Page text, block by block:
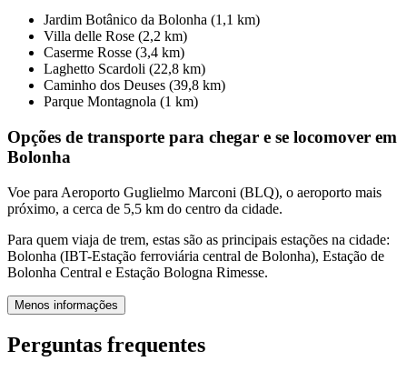
Jardim Botânico da Bolonha (1,1 km)
Villa delle Rose (2,2 km)
Caserme Rosse (3,4 km)
Laghetto Scardoli (22,8 km)
Caminho dos Deuses (39,8 km)
Parque Montagnola (1 km)
Opções de transporte para chegar e se locomover em
Bolonha
Voe para Aeroporto Guglielmo Marconi (BLQ), o aeroporto mais
próximo, a cerca de 5,5 km do centro da cidade.
Para quem viaja de trem, estas são as principais estações na cidade:
Bolonha (IBT-Estação ferroviária central de Bolonha), Estação de
Bolonha Central e Estação Bologna Rimesse.
Menos informações
Perguntas frequentes